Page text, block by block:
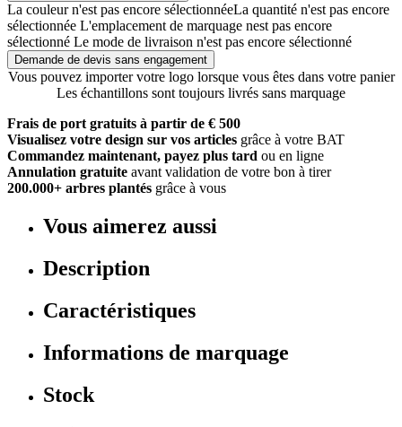
La couleur n'est pas encore sélectionnéeLa quantité n'est pas encore
sélectionnée L'emplacement de marquage nest pas encore
sélectionné Le mode de livraison n'est pas encore sélectionné
Demande de devis sans engagement
Vous pouvez importer votre logo lorsque vous êtes dans votre panier
Les échantillons sont toujours livrés sans marquage
Frais de port gratuits à partir de € 500
Visualisez votre design sur vos articles grâce à votre BAT
Commandez maintenant, payez plus tard ou en ligne
Annulation gratuite avant validation de votre bon à tirer
200.000+ arbres plantés grâce à vous
Vous aimerez aussi
Description
Caractéristiques
Informations de marquage
Stock